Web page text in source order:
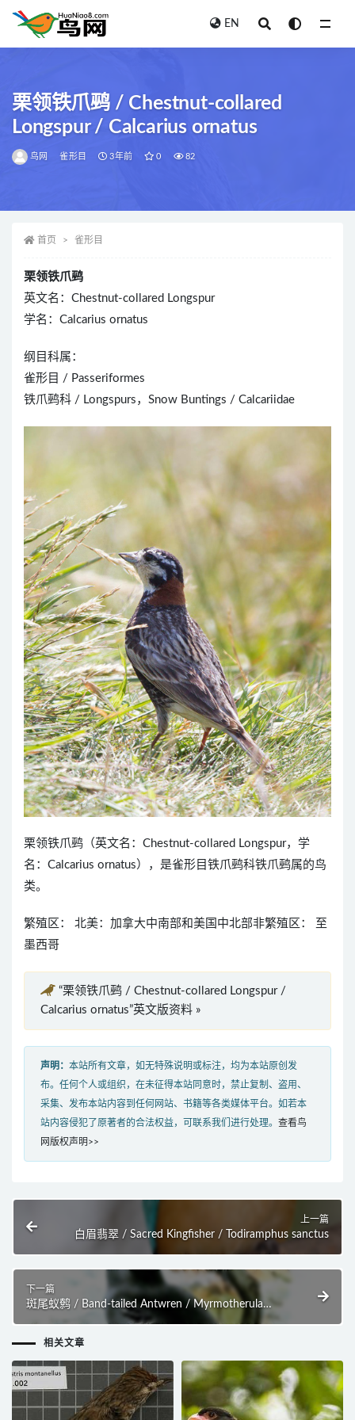
EN
栗领铁爪鹀 / Chestnut-collared
Longspur / Calcarius ornatus
鸟网 雀形目 3年前 0 82
首页 雀形目
栗领铁爪鹀
英文名：Chestnut-collared Longspur
学名：Calcarius ornatus
纲目科属：
雀形目 / Passeriformes
铁爪鹀科 / Longspurs，Snow Buntings / Calcariidae
栗领铁爪鹀（英文名：Chestnut-collared Longspur，学
名：Calcarius ornatus），是雀形目铁爪鹀科铁爪鹀属的鸟
类。
繁殖区： 北美：加拿大中南部和美国中北部非繁殖区： 至
墨西哥
“栗领铁爪鹀 / Chestnut-collared Longspur /
Calcarius ornatus”英文版资料 »
声明： 本站所有文章，如无特殊说明或标注，均为本站原创发
布。任何个人或组织，在未征得本站同意时，禁止复制、盗用、
采集、发布本站内容到任何网站、书籍等各类媒体平台。如若本
站内容侵犯了原著者的合法权益，可联系我们进行处理。 查看鸟
网版权声明>>
上一篇
白眉翡翠 / Sacred Kingfisher / Todiramphus sanctus
下一篇
斑尾蚁鹩 / Band-tailed Antwren / Myrmotherula
相关文章